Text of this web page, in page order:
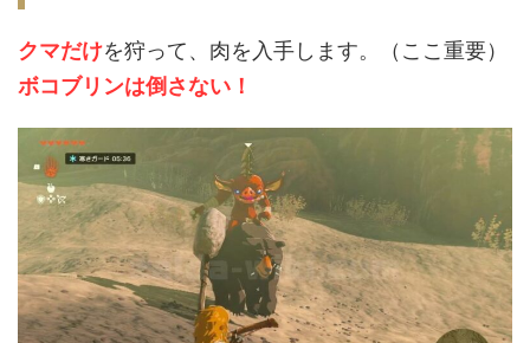
クマだけを狩って、肉を入手します。（ここ重要）
ボコブリンは倒さない！